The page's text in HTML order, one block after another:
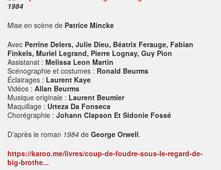
1984
Mise en scène de Patrice Mincke
Avec Perrine Delers, Julie Dieu, Béatrix Ferauge, Fabian
Finkels, Muriel Legrand, Pierre Lognay, Guy Pion
Assistanat : Melissa Leon Martin
Scénographie et costumes : Ronald Beurms
Éclairages : Laurent Kaye
Vidéos : Allan Beurms
Musique originale : Laurent Beumier
Maquillage : Urteza Da Fonseca
Chorégraphie : Johann Clapson Et Sidonie Fossé
D’après le roman 1984 de George Orwell.
https://karoo.me/livres/coup-de-foudre-sous-le-regard-de-
big-brothe...